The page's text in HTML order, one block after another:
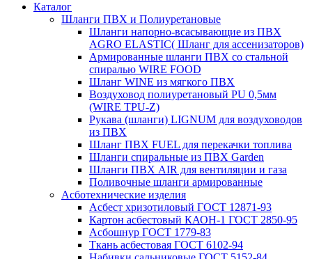
Каталог
Шланги ПВХ и Полиуретановые
Шланги напорно-всасывающие из ПВХ
AGRO ELASTIC( Шланг для ассенизаторов)
Армированные шланги ПВХ со стальной
спиралью WIRE FOOD
Шланг WINE из мягкого ПВХ
Воздуховод полиуретановый PU 0,5мм
(WIRE TPU-Z)
Рукава (шланги) LIGNUM для воздуховодов
из ПВХ
Шланг ПВХ FUEL для перекачки топлива
Шланги спиральные из ПВХ Garden
Шланги ПВХ AIR для вентиляции и газа
Поливочные шланги армированные
Асботехнические изделия
Асбест хризотиловый ГОСТ 12871-93
Картон aсбестовый КАОН-1 ГОСТ 2850-95
Асбошнур ГОСТ 1779-83
Ткань асбестовая ГОСТ 6102-94